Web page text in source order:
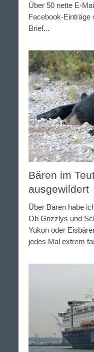
Über 50 nette E-
Facebook-Einträge
Brief...
Bären im
ausgewildert
Über Bären habe
Ob Grizzlys und
Yukon oder
jedes Mal extrem